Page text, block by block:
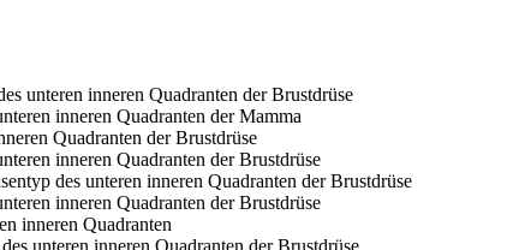
unteren inneren Quadranten der Brustdrüse
inneren Quadranten der Mamma
Quadranten der Brustdrüse
inneren Quadranten der Brustdrüse
des unteren inneren Quadranten der Brustdrüse
inneren Quadranten der Brustdrüse
inneren Quadranten
unteren inneren Quadranten der Brustdrüse